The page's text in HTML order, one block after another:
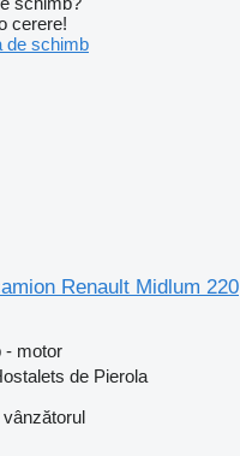
cerere!
de schimb
Renault Midlum 220
- motor
de Pierola
vânzătorul